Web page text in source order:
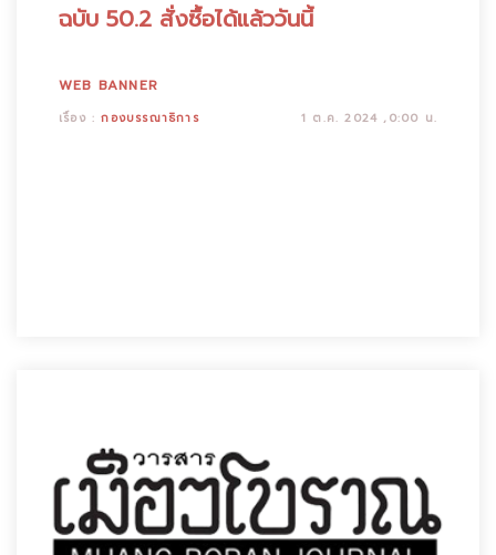
ฉบับ 50.2 สั่งซื้อได้แล้ววันนี้
WEB BANNER
เรื่อง :กองบรรณาธิการ 1 ต.ค. 2024 ,0:00 น.